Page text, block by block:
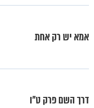
אמא יש רק אחת
דרך השם פרק ט"ו